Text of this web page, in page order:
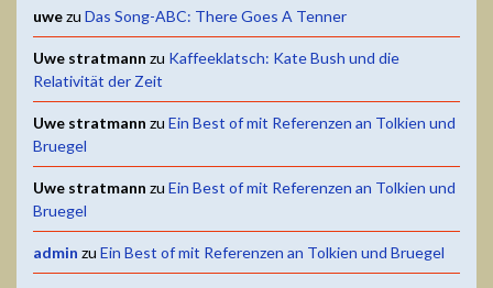
uwezu Das Song-ABC: There Goes A Tenner
Uwe stratmann zu Kaffeeklatsch: Kate Bush und die
Relativität der Zeit
Uwe stratmann zu Ein Best of mit Referenzen an Tolkien und
Bruegel
Uwe stratmann zu Ein Best of mit Referenzen an Tolkien und
Bruegel
admin zu Ein Best of mit Referenzen an Tolkien und Bruegel